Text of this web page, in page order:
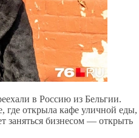
в Россию из Бельгии.
где открыла кафе уличной еды,
заняться бизнесом — открыть